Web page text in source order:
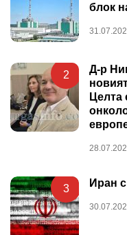
блок
2
Д-р
Целта
3 Иран